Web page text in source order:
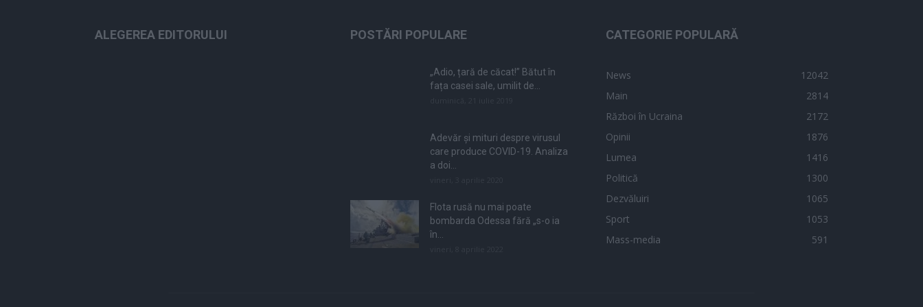
ALEGEREA EDITORULUI POSTĂRI POPULARE
„Adio, țară de căcat!” Bătut în
fața casei sale, umilit de...
Adevăr și mituri despre virusul
care produce COVID-19. Analiza
a doi...
Flota rusă nu mai poate
bombarda Odessa fără „s-o ia
în...
CATEGORIE POPULARĂ
News
12042
Main
2814
Război în Ucraina
2172
Opinii
1876
Lumea
1416
Politică
1300
Dezvăluiri
1065
Sport
1053
Mass-media
591